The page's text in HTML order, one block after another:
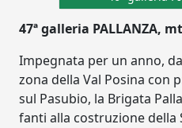
47ª galleria PALLANZA,
Impegnata per un anno,
zona della Val Posina con
sul Pasubio, la Brigata
fanti alla costruzione della